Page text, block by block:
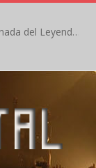
Crónica: Arch Enemy brilla en la segunda jornada del Leyendas del Rock – Jueves – Agosto 2026